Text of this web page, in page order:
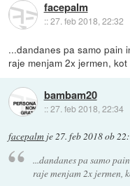
facepalm
::27. feb 2018, 22:32
...dandanes pa samo pain
raje menjam 2x jermen,
bambam20
::27. feb 2018, 22:34
facepalm je27. feb 2018 ob
...dandanes pa samo
raje menjam 2x jermen,